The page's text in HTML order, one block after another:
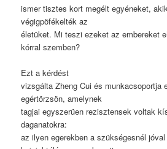
ismer tisztes kort megélt egyéneket,
végigpöfékelték az
életüket. Mi teszi ezeket az embereket
kórral szemben?
Ezt a kérdést
vizsgálta Zheng Cui és munkacsoportja
egértörzsön, amelynek
tagjai egyszerüen rezisztensek voltak
daganatokra:
az ilyen egerekben a szükségesnél